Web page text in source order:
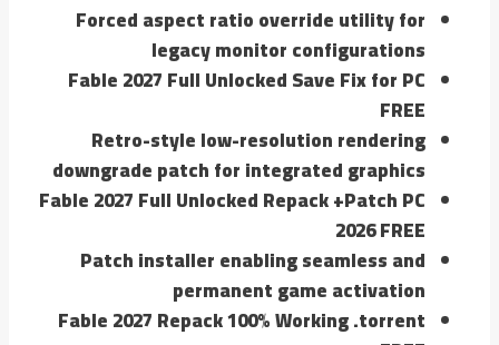
Forced aspect ratio override utility for
legacy monitor configurations
Fable 2027 Full Unlocked Save Fix for PC
FREE
Retro-style low-resolution rendering
downgrade patch for integrated graphics
Fable 2027 Full Unlocked Repack +Patch PC
2026 FREE
Patch installer enabling seamless and
permanent game activation
Fable 2027 Repack 100% Working .torrent